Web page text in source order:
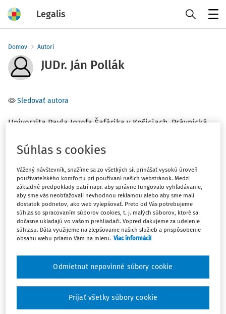
Legalis
Domov Autori
JUDr. Ján Pollák
Sledovať autora
Univerzita Pavla Jozefa Šafárika v Košiciach, Právnická
Správne právo a správne súdnictvo (1)
Filter
Počet vyhľadaných dokumentov:1
Zoradiť podľa:
Najstaršie
Lehota na podanie žaloby na obnovu
Súhlas s cookies
Vážený návštevník, snažíme sa zo všetkých síl prinášať vysokú úroveň
používateľského komfortu pri používaní našich webstránok. Medzi
základné predpoklady patrí napr. aby správne fungovalo vyhľadávanie,
aby sme vás neobťažovali nevhodnou reklamou alebo aby sme mali
dostatok podnetov, ako web vylepšovať. Preto od Vás potrebujeme
súhlas so spracovaním súborov cookies, t. j. malých súborov, ktoré sa
dočasne ukladajú vo vašom prehliadači. Vopred ďakujeme za udelenie
súhlasu. Dáta využijeme na zlepšovanie našich služieb a prispôsobenie
obsahu webu priamo Vám na mieru. Viac informácií
Odmietnut nepovinné súbory cookie
Prijať všetky súbory cookie